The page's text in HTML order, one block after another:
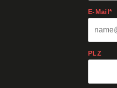
E-Mail*
PLZ